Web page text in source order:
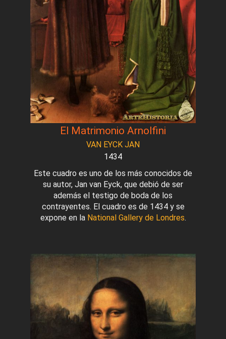
El Matrimonio Arnolfini
VAN EYCK JAN
1434
Este cuadro es uno de los más conocidos de
su autor, Jan van Eyck, que debió de ser
además el testigo de boda de los
contrayentes. El cuadro es de 1434 y se
expone en la National Gallery de Londres.